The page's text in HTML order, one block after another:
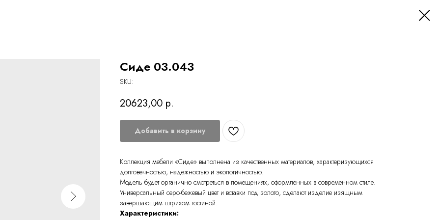
Сиде 03.043
SKU:
20623,00 р.
Добавить в корзину
Коллекция мебели «Сиде» выполнена из качественных материалов, характеризующихся
долговечностью, надежностью и экологичностью.
Модель будет органично смотреться в помещениях, оформленных в современном стиле.
Универсальный серо-бежевый цвет и вставки под золото, сделают изделие изящным
завершающим штрихом гостиной.
Характеристики: